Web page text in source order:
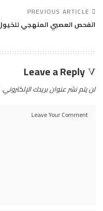
PREVIOUS ARTICLE
الفحص العصبي المنهجي
Leave a Reply
لن يتم نشر عنوان بريدك الإلكتروني.